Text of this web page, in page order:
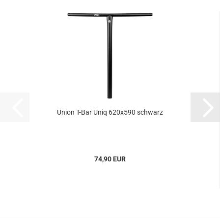
Union T-Bar Uniq 620x590 schwarz
74,90 EUR